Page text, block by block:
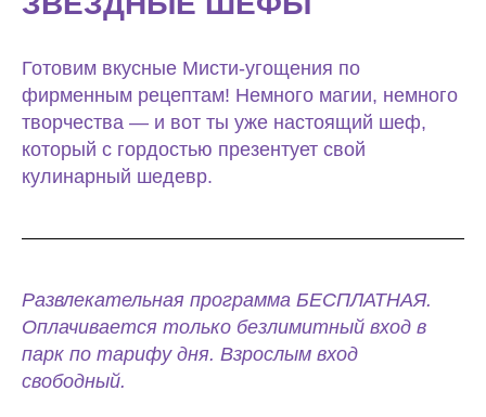
Готовим вкусные Мисти-угощения по
фирменным рецептам! Немного магии, немного
творчества — и вот ты уже настоящий шеф,
который с гордостью презентует свой
кулинарный шедевр.
Развлекательная программа БЕСПЛАТНАЯ.
Оплачивается только безлимитный вход в
парк по тарифу дня. Взрослым вход
свободный.